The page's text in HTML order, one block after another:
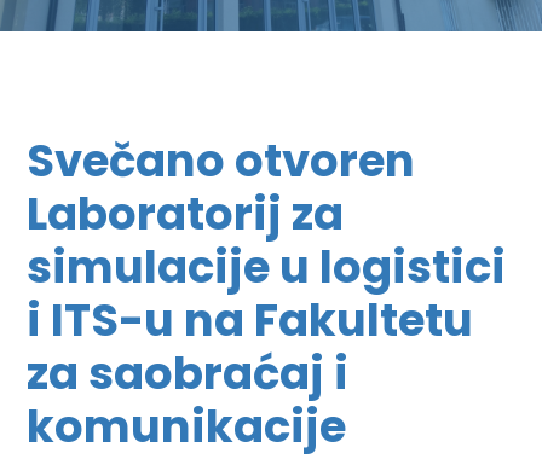
Svečano otvoren
Laboratorij za
simulacije u logistici
i ITS-u na Fakultetu
za saobraćaj i
komunikacije